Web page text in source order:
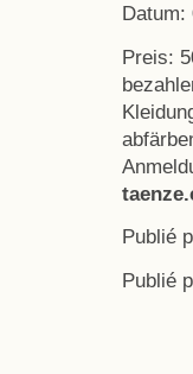
Datum:
Preis:
Publié
Publié